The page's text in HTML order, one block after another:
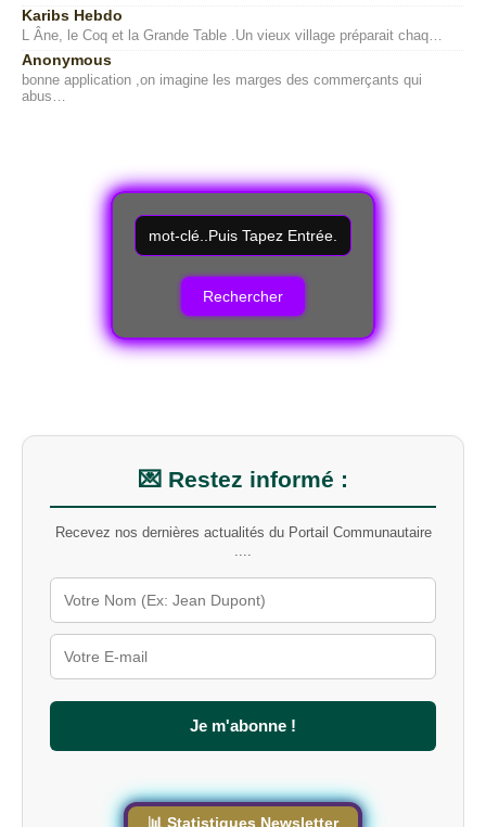
Karibs Hebdo
L Âne, le Coq et la Grande Table .Un vieux village préparait chaq…
Anonymous
bonne application ,on imagine les marges des commerçants qui
abus…
R
e
c
m
o
t
-
l
é
u
r
l
e
💌 Restez informé :
Recevez nos dernières actualités du Portail Communautaire
....
Je m'abonne !
📊 Statistiques Newsletter